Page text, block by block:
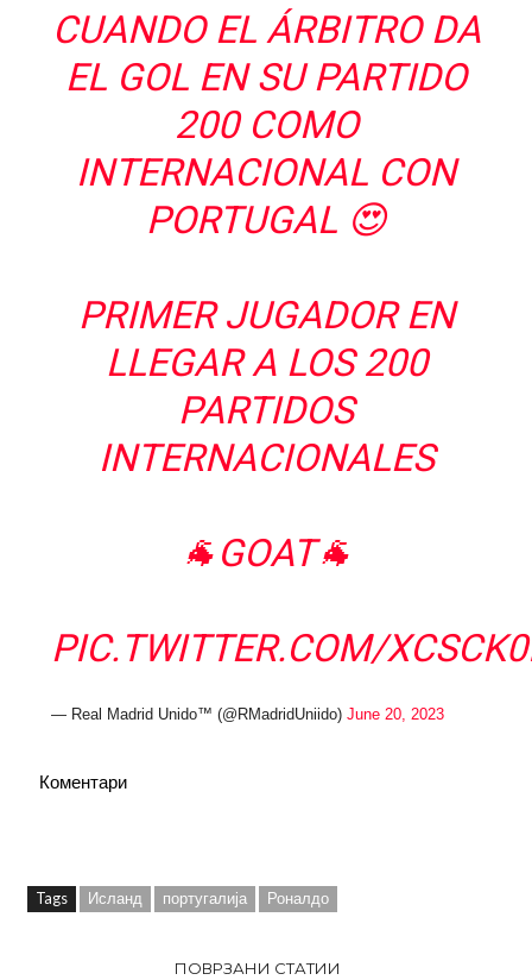
CUANDO EL ÁRBITRO DA
EL GOL EN SU PARTIDO
200 COMO
INTERNACIONAL CON
PORTUGAL 😍
PRIMER JUGADOR EN
LLEGAR A LOS 200
PARTIDOS
INTERNACIONALES
🐐GOAT🐐
PIC.TWITTER.COM/
— Real Madrid Unido™ (@RMadridUniido) June 20, 2023
Коментари
Tags Исланд португалија Роналдо
ПОВРЗАНИ СТАТИИ